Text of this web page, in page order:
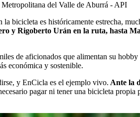
Metropolitana del Valle de Aburrá - API
bicicleta es históricamente estrecha,
y Rigoberto Urán en la ruta,
de aficionados que alimentan su
económica y sostenible.
y EnCicla es el ejemplo vivo. Ante la
pagar ni tener una bicicleta